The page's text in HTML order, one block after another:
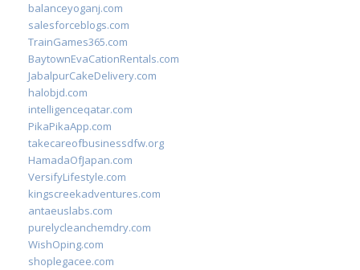
balanceyoganj.com
salesforceblogs.com
TrainGames365.com
BaytownEvaCationRentals.com
JabalpurCakeDelivery.com
halobjd.com
intelligenceqatar.com
PikaPikaApp.com
takecareofbusinessdfw.org
HamadaOfJapan.com
VersifyLifestyle.com
kingscreekadventures.com
antaeuslabs.com
purelycleanchemdry.com
WishOping.com
shoplegacee.com